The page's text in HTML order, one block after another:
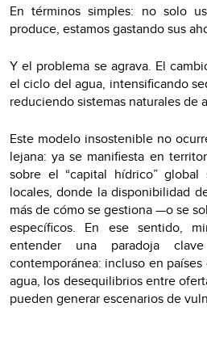
En términos simples: no solo
produce, estamos gastando sus
Y el problema se agrava. El
el ciclo del agua, intensificando
reduciendo sistemas naturales de
Este modelo insostenible no
lejana: ya se manifiesta en
sobre el “capital hídrico”
locales, donde la disponibilidad
más de cómo se gestiona —o se
específicos. En ese sentido,
entender una paradoja
contemporánea: incluso en
agua, los desequilibrios entre
pueden generar escenarios de